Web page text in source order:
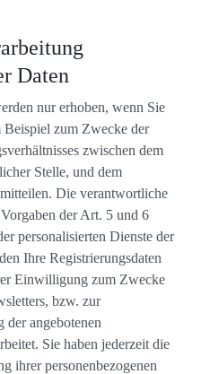
Daten
nur erhoben, wenn Sie
Beispiel zum Zwecke der
zwischen dem
Stelle, und dem
Die verantwortliche
der Art. 5 und 6
personalisierten Dienste der
Ihre Registrierungsdaten
Einwilligung zum Zwecke
bzw. zur
der angebotenen
Sie haben jederzeit die
ihrer personenbezogenen